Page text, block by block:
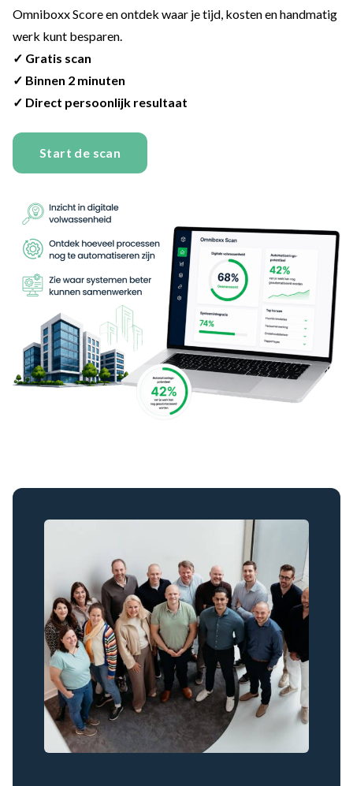
Omniboxx Score en ontdek waar je tijd, kosten en handmatig
werk kunt besparen.
✓ Gratis scan
✓ Binnen 2 minuten
✓ Direct persoonlijk resultaat
Start de scan